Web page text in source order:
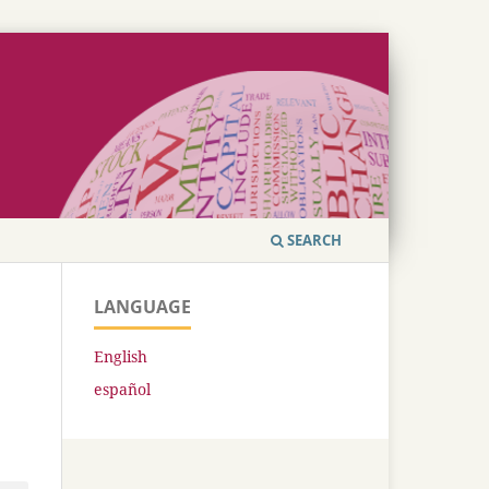
SEARCH
LANGUAGE
English
español